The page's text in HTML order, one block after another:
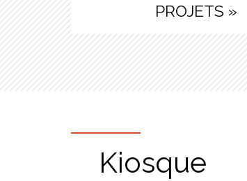
PROJETS »
Kiosque